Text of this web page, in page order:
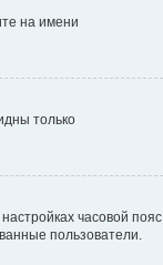
на имени
только
часовой пояс
пользователи.